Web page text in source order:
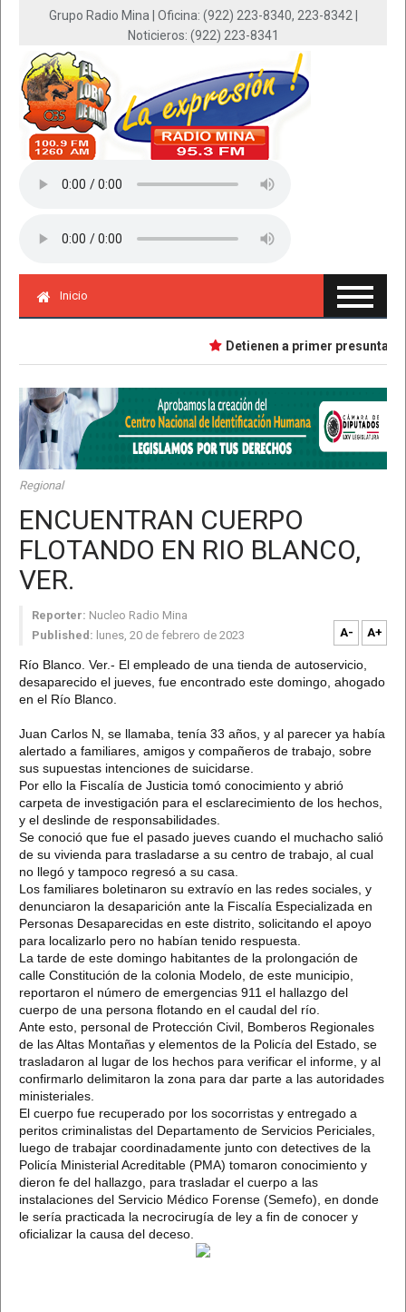
Grupo Radio Mina | Oficina: (922) 223-8340, 223-8342 |
Noticieros: (922) 223-8341
Inicio
Detienen a primer presunta
Regional
ENCUENTRAN CUERPO
FLOTANDO EN RIO BLANCO,
VER.
Reporter: Nucleo Radio Mina
Published: lunes, 20 de febrero de 2023 A- A+
Río Blanco. Ver.- El empleado de una tienda de autoservicio,
desaparecido el jueves, fue encontrado este domingo, ahogado
en el Río Blanco.
Juan Carlos N, se llamaba, tenía 33 años, y al parecer ya había
alertado a familiares, amigos y compañeros de trabajo, sobre
sus supuestas intenciones de suicidarse.
Por ello la Fiscalía de Justicia tomó conocimiento y abrió
carpeta de investigación para el esclarecimiento de los hechos,
y el deslinde de responsabilidades.
Se conoció que fue el pasado jueves cuando el muchacho salió
de su vivienda para trasladarse a su centro de trabajo, al cual
no llegó y tampoco regresó a su casa.
Los familiares boletinaron su extravío en las redes sociales, y
denunciaron la desaparición ante la Fiscalía Especializada en
Personas Desaparecidas en este distrito, solicitando el apoyo
para localizarlo pero no habían tenido respuesta.
La tarde de este domingo habitantes de la prolongación de
calle Constitución de la colonia Modelo, de este municipio,
reportaron el número de emergencias 911 el hallazgo del
cuerpo de una persona flotando en el caudal del río.
Ante esto, personal de Protección Civil, Bomberos Regionales
de las Altas Montañas y elementos de la Policía del Estado, se
trasladaron al lugar de los hechos para verificar el informe, y al
confirmarlo delimitaron la zona para dar parte a las autoridades
ministeriales.
El cuerpo fue recuperado por los socorristas y entregado a
peritos criminalistas del Departamento de Servicios Periciales,
luego de trabajar coordinadamente junto con detectives de la
Policía Ministerial Acreditable (PMA) tomaron conocimiento y
dieron fe del hallazgo, para trasladar el cuerpo a las
instalaciones del Servicio Médico Forense (Semefo), en donde
le sería practicada la necrocirugía de ley a fin de conocer y
oficializar la causa del deceso.